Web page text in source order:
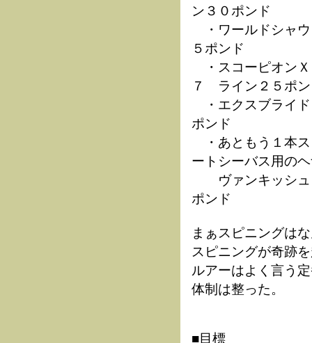
ン３０ポンド
・ワールドシャ
５ポンド
・スコーピオン
７ ライン２５ポ
・エクスブライ
ポンド
・あともう１本ス
ートシーバス用の
ヴァンキッシュ
ポンド
まぁスピニングは
スピニングが奇跡
ルアーはよく言う
体制は整った。
■目標